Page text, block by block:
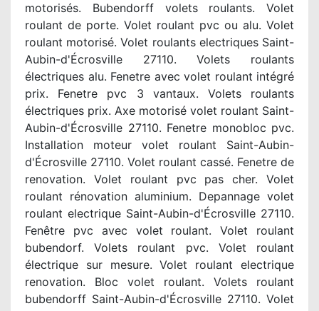
motorisés. Bubendorff volets roulants. Volet
roulant de porte. Volet roulant pvc ou alu. Volet
roulant motorisé. Volet roulants electriques Saint-
Aubin-d'Écrosville 27110. Volets roulants
électriques alu. Fenetre avec volet roulant intégré
prix. Fenetre pvc 3 vantaux. Volets roulants
électriques prix. Axe motorisé volet roulant Saint-
Aubin-d'Écrosville 27110. Fenetre monobloc pvc.
Installation moteur volet roulant Saint-Aubin-
d'Écrosville 27110. Volet roulant cassé. Fenetre de
renovation. Volet roulant pvc pas cher. Volet
roulant rénovation aluminium. Depannage volet
roulant electrique Saint-Aubin-d'Écrosville 27110.
Fenêtre pvc avec volet roulant. Volet roulant
bubendorf. Volets roulant pvc. Volet roulant
électrique sur mesure. Volet roulant electrique
renovation. Bloc volet roulant. Volets roulant
bubendorff Saint-Aubin-d'Écrosville 27110. Volet